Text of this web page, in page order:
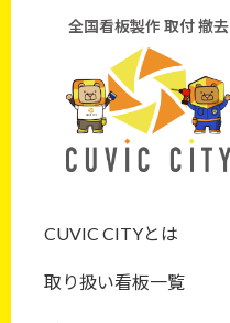
全国看板製作 取付 撤去
CUVIC CITYとは
取り扱い看板一覧